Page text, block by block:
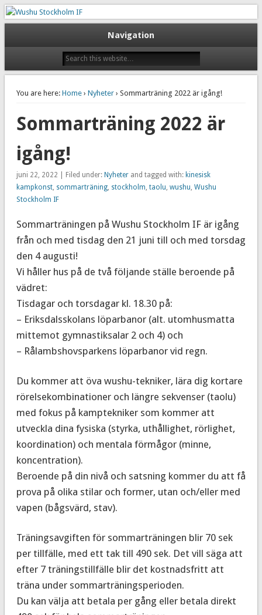
Wushu Stockholm IF
Taoluträning i Stockholm
Navigation
You are here: Home› Nyheter› Sommarträning 2022 är igång!
Sommarträning 2022 är
igång!
juni 22, 2022 | Filed under: Nyheterand tagged with: kinesisk
kampkonst, sommarträning, stockholm, taolu, wushu, Wushu
Stockholm IF
Sommarträningen på Wushu Stockholm IF är igång
från och med tisdag den 21 juni till och med torsdag
den 4 augusti!
Vi håller hus på de två följande ställe beroende på
vädret:
Tisdagar och torsdagar kl. 18.30 på:
– Eriksdalsskolans löparbanor (alt. utomhusmatta
mittemot gymnastiksalar 2 och 4) och
– Rålambshovsparkens löparbanor vid regn.
Du kommer att öva wushu-tekniker, lära dig kortare
rörelsekombinationer och längre sekvenser (taolu)
med fokus på kamptekniker som kommer att
utveckla dina fysiska (styrka, uthållighet, rörlighet,
koordination) och mentala förmågor (minne,
koncentration).
Beroende på din nivå och satsning kommer du att få
prova på olika stilar och former, utan och/eller med
vapen (bågsvärd, stav).
Träningsavgiften för sommarträningen blir 70 sek
per tillfälle, med ett tak till 490 sek. Det vill säga att
efter 7 träningstillfälle blir det kostnadsfritt att
träna under sommarträningsperioden.
Du kan välja att betala per gång eller betala direkt